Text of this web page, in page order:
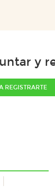
y
REGISTRARTE